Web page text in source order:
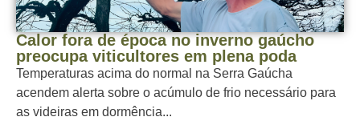
Calor fora de época no inverno gaúcho
preocupa viticultores em plena poda
Temperaturas acima do normal na Serra Gaúcha
acendem alerta sobre o acúmulo de frio necessário para
as videiras em dormência...